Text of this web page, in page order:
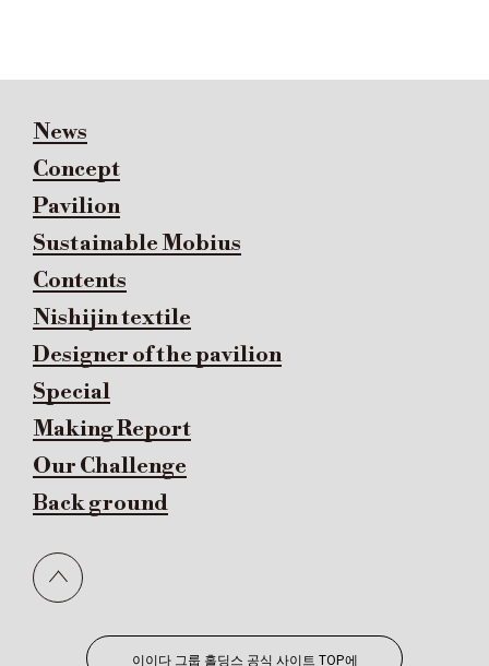
News
Concept
Pavilion
Sustainable Mobius
Contents
Nishijin textile
Designer of the pavilion
Special
Making Report
Our Challenge
Back ground
이이다 그룹 홀딩스 공식 사이트 TOP에